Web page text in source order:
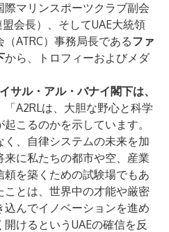
際マリンスポーツクラブ副会
会長）、そしてUAE大統領
ATRC）事務局長であるファ
から、トロフィーおよびメダ
サル・アル・バナイ閣下は、
「A2RLは、大胆な野心と科学
こるのかを示しています。
、自律システムの未来を加
に私たちの都市や空、産業
を築くための試験場でもあ
ことは、世界中の才能や厳密
んでイノベーションを進め
けるというUAEの確信を反